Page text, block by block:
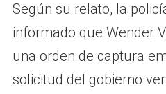
Según su relato, la
informado que Wender
una orden de captura
solicitud del gobierno